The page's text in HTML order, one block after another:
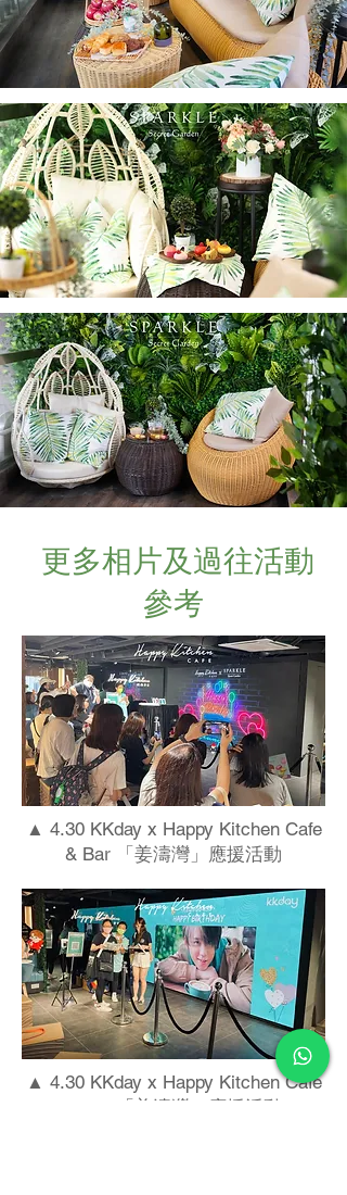
更多相片及過往活動
參考
▲ 4.30 KKday x Happy Kitchen Cafe
& Bar 「姜濤灣」應援活動
▲ 4.30 KKday x Happy Kitchen Cafe
& Bar 「姜濤灣」應援活動